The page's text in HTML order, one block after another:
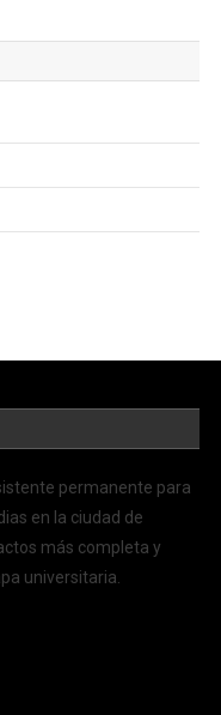
permanente para
en la ciudad de
más completa y
universitaria.